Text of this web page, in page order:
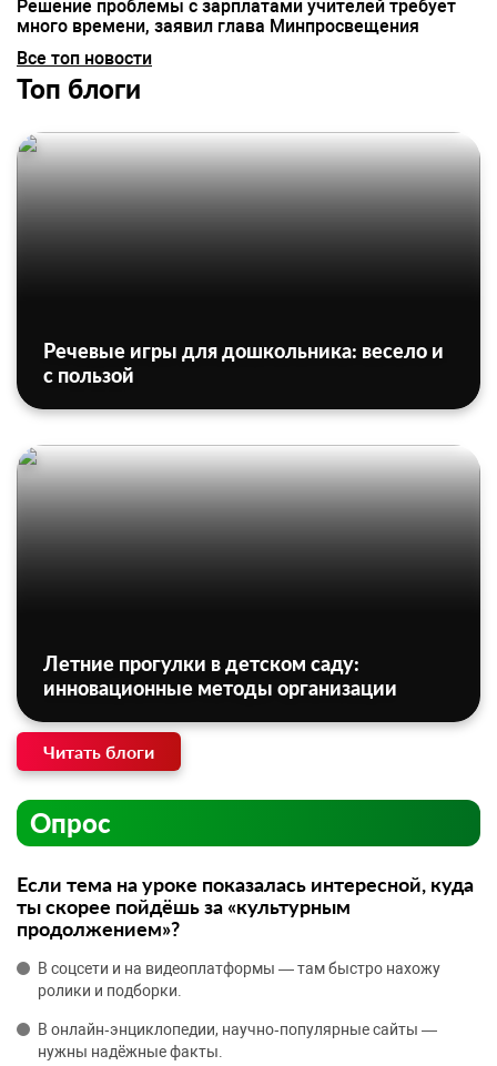
Решение проблемы с зарплатами учителей требует
много времени, заявил глава Минпросвещения
Все топ новости
Топ блоги
Речевые игры для дошкольника: весело и
с пользой
Летние прогулки в детском саду:
инновационные методы организации
Читать блоги
Опрос
Если тема на уроке показалась интересной, куда
ты скорее пойдёшь за «культурным
продолжением»?
В соцсети и на видеоплатформы — там быстро нахожу
ролики и подборки.
В онлайн‑энциклопедии, научно‑популярные сайты —
нужны надёжные факты.